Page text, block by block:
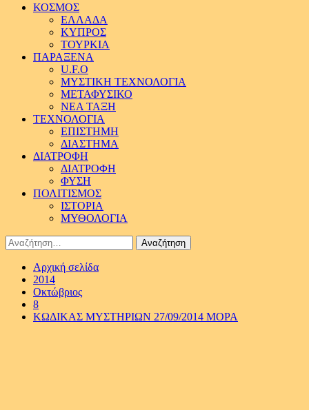
ΚΟΣΜΟΣ
ΕΛΛΑΔΑ
ΚΥΠΡΟΣ
ΤΟΥΡΚΙΑ
ΠΑΡΑΞΕΝΑ
U.F.O
ΜΥΣΤΙΚΗ ΤΕΧΝΟΛΟΓΙΑ
ΜΕΤΑΦΥΣΙΚΟ
ΝΕΑ ΤΑΞΗ
ΤΕΧΝΟΛΟΓΙΑ
ΕΠΙΣΤΗΜΗ
ΔΙΑΣΤΗΜΑ
ΔΙΑΤΡΟΦΗ
ΔΙΑΤΡΟΦΗ
ΦΥΣΗ
ΠΟΛΙΤΙΣΜΟΣ
ΙΣΤΟΡΙΑ
ΜΥΘΟΛΟΓΙΑ
Αναζήτηση
για:
Αρχική σελίδα
2014
Οκτώβριος
8
KΩΔΙΚΑΣ ΜΥΣΤΗΡΙΩΝ 27/09/2014 ΜΟΡΑ